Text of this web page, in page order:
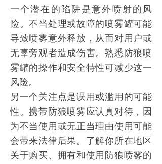
一个潜在的陷阱是意外喷射的风
险。不当处理或故障的喷雾罐可能
导致喷雾意外释放，从而对用户或
无辜旁观者造成伤害。熟悉 防狼喷
雾罐的操作和安全特性可减少这一
风险。
另一个关注点是误用或滥用的可能
性。携带 防狼喷雾应认真对待，因
为不当使用或无正当理由使用可能
会带来法律后果。了解你所在地区
关于购买、拥有和使用 防狼喷雾的